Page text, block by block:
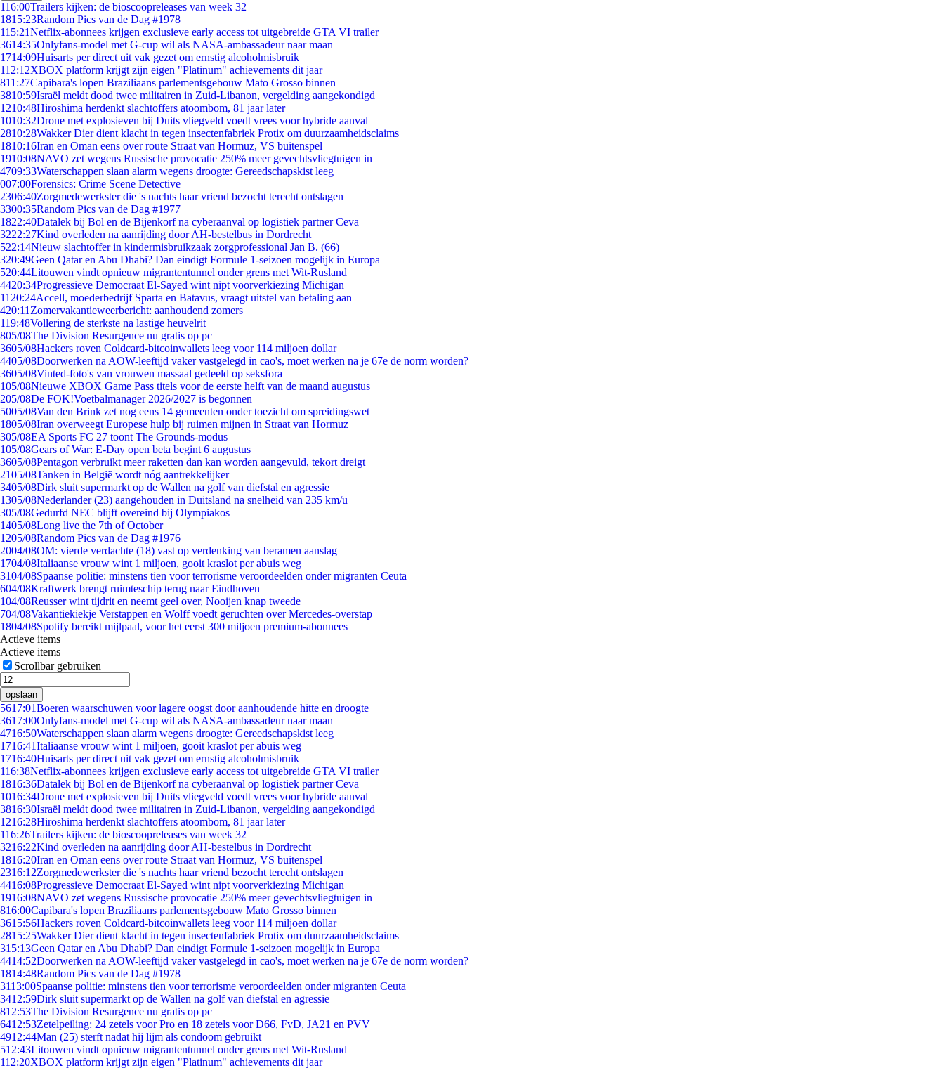
116:00Trailers kijken: de bioscoopreleases van week 32
1815:23Random Pics van de Dag #1978
115:21Netflix-abonnees krijgen exclusieve early access tot uitgebreide GTA VI trailer
3614:35Onlyfans-model met G-cup wil als NASA-ambassadeur naar maan
1714:09Huisarts per direct uit vak gezet om ernstig alcoholmisbruik
112:12XBOX platform krijgt zijn eigen "Platinum" achievements dit jaar
811:27Capibara's lopen Braziliaans parlementsgebouw Mato Grosso binnen
3810:59Israël meldt dood twee militairen in Zuid-Libanon, vergelding aangekondigd
1210:48Hiroshima herdenkt slachtoffers atoombom, 81 jaar later
1010:32Drone met explosieven bij Duits vliegveld voedt vrees voor hybride aanval
2810:28Wakker Dier dient klacht in tegen insectenfabriek Protix om duurzaamheidsclaims
1810:16Iran en Oman eens over route Straat van Hormuz, VS buitenspel
1910:08NAVO zet wegens Russische provocatie 250% meer gevechtsvliegtuigen in
4709:33Waterschappen slaan alarm wegens droogte: Gereedschapskist leeg
007:00Forensics: Crime Scene Detective
2306:40Zorgmedewerkster die 's nachts haar vriend bezocht terecht ontslagen
3300:35Random Pics van de Dag #1977
1822:40Datalek bij Bol en de Bijenkorf na cyberaanval op logistiek partner Ceva
3222:27Kind overleden na aanrijding door AH-bestelbus in Dordrecht
522:14Nieuw slachtoffer in kindermisbruikzaak zorgprofessional Jan B. (66)
320:49Geen Qatar en Abu Dhabi? Dan eindigt Formule 1-seizoen mogelijk in Europa
520:44Litouwen vindt opnieuw migrantentunnel onder grens met Wit-Rusland
4420:34Progressieve Democraat El-Sayed wint nipt voorverkiezing Michigan
11 20:24Accell, moederbedrijf Sparta en Batavus, vraagt uitstel van betaling aan
420:11 Zomervakantieweerbericht: aanhoudend zomers
119:48Vollering de sterkste na lastige heuvelrit
805/08The Division Resurgence nu gratis op pc
3605/08Hackers roven Coldcard-bitcoinwallets leeg voor 114 miljoen dollar
4405/08Doorwerken na AOW-leeftijd vaker vastgelegd in cao's, moet werken na je 67e de norm worden?
3605/08Vinted-foto's van vrouwen massaal gedeeld op seksfora
105/08Nieuwe XBOX Game Pass titels voor de eerste helft van de maand augustus
205/08De FOK!Voetbalmanager 2026/2027 is begonnen
5005/08Van den Brink zet nog eens 14 gemeenten onder toezicht om spreidingswet
1805/08Iran overweegt Europese hulp bij ruimen mijnen in Straat van Hormuz
305/08EA Sports FC 27 toont The Grounds-modus
105/08Gears of War: E-Day open beta begint 6 augustus
3605/08Pentagon verbruikt meer raketten dan kan worden aangevuld, tekort dreigt
2105/08Tanken in België wordt nóg aantrekkelijker
3405/08Dirk sluit supermarkt op de Wallen na golf van diefstal en agressie
1305/08Nederlander (23) aangehouden in Duitsland na snelheid van 235 km/u
305/08Gedurfd NEC blijft overeind bij Olympiakos
1405/08Long live the 7th of October
1205/08Random Pics van de Dag #1976
2004/08OM: vierde verdachte (18) vast op verdenking van beramen aanslag
1704/08Italiaanse vrouw wint 1 miljoen, gooit kraslot per abuis weg
3104/08Spaanse politie: minstens tien voor terrorisme veroordeelden onder migranten Ceuta
604/08Kraftwerk brengt ruimteschip terug naar Eindhoven
104/08Reusser wint tijdrit en neemt geel over, Nooijen knap tweede
704/08Vakantiekiekje Verstappen en Wolff voedt geruchten over Mercedes-overstap
1804/08Spotify bereikt mijlpaal, voor het eerst 300 miljoen premium-abonnees
Actieve items
Actieve items
Scrollbar gebruiken
opslaan
5617:01Boeren waarschuwen voor lagere oogst door aanhoudende hitte en droogte
3617:00Onlyfans-model met G-cup wil als NASA-ambassadeur naar maan
4716:50Waterschappen slaan alarm wegens droogte: Gereedschapskist leeg
1716:41Italiaanse vrouw wint 1 miljoen, gooit kraslot per abuis weg
1716:40Huisarts per direct uit vak gezet om ernstig alcoholmisbruik
116:38Netflix-abonnees krijgen exclusieve early access tot uitgebreide GTA VI trailer
1816:36Datalek bij Bol en de Bijenkorf na cyberaanval op logistiek partner Ceva
1016:34Drone met explosieven bij Duits vliegveld voedt vrees voor hybride aanval
3816:30Israël meldt dood twee militairen in Zuid-Libanon, vergelding aangekondigd
1216:28Hiroshima herdenkt slachtoffers atoombom, 81 jaar later
116:26Trailers kijken: de bioscoopreleases van week 32
3216:22Kind overleden na aanrijding door AH-bestelbus in Dordrecht
1816:20Iran en Oman eens over route Straat van Hormuz, VS buitenspel
2316:12Zorgmedewerkster die 's nachts haar vriend bezocht terecht ontslagen
4416:08Progressieve Democraat El-Sayed wint nipt voorverkiezing Michigan
1916:08NAVO zet wegens Russische provocatie 250% meer gevechtsvliegtuigen in
816:00Capibara's lopen Braziliaans parlementsgebouw Mato Grosso binnen
3615:56Hackers roven Coldcard-bitcoinwallets leeg voor 114 miljoen dollar
2815:25Wakker Dier dient klacht in tegen insectenfabriek Protix om duurzaamheidsclaims
315:13Geen Qatar en Abu Dhabi? Dan eindigt Formule 1-seizoen mogelijk in Europa
4414:52Doorwerken na AOW-leeftijd vaker vastgelegd in cao's, moet werken na je 67e de norm worden?
1814:48Random Pics van de Dag #1978
3113:00Spaanse politie: minstens tien voor terrorisme veroordeelden onder migranten Ceuta
3412:59Dirk sluit supermarkt op de Wallen na golf van diefstal en agressie
812:53The Division Resurgence nu gratis op pc
6412:53Zetelpeiling: 24 zetels voor Pro en 18 zetels voor D66, FvD, JA21 en PVV
4912:44Man (25) sterft nadat hij lijm als condoom gebruikt
512:43Litouwen vindt opnieuw migrantentunnel onder grens met Wit-Rusland
112:20XBOX platform krijgt zijn eigen "Platinum" achievements dit jaar